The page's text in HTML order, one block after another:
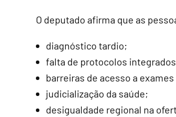
O deputado afirma que as
diagnóstico tardio;
falta de protocolos
barreiras de acesso a
judicialização da saúde;
desigualdade regional na